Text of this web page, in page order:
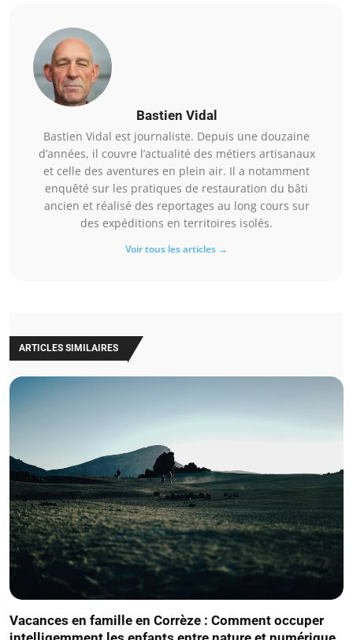
Bastien Vidal
Bastien Vidal est journaliste. Depuis une douzaine
d’années, il couvre l’actualité des métiers artisanaux
et celle des aventures en plein air. Il a notamment
enquêté sur les pratiques de restauration du bâti
ancien et réalisé des reportages au long cours sur
des expéditions en territoires isolés.
Voir tous les articles →
ARTICLES SIMILAIRES
Vacances en famille en Corrèze : Comment occuper